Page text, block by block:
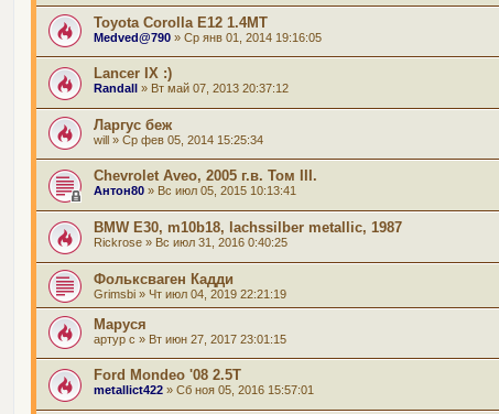
Toyota Corolla E12 1.4МТ
Medved@790 » Ср янв 01, 2014 19:16:05
Lancer IX :)
Randall » Вт май 07, 2013 20:37:12
Ларгус беж
will » Ср фев 05, 2014 15:25:34
Chevrolet Aveo, 2005 г.в. Том III.
Антон80 » Вс июл 05, 2015 10:13:41
BMW E30, m10b18, lachssilber metallic, 1987
Rickrose » Вс июл 31, 2016 0:40:25
Фольксваген Кадди
Grimsbi » Чт июл 04, 2019 22:21:19
Маруся
артур с » Вт июн 27, 2017 23:01:15
Ford Mondeo '08 2.5T
metallict422 » Сб ноя 05, 2016 15:57:01